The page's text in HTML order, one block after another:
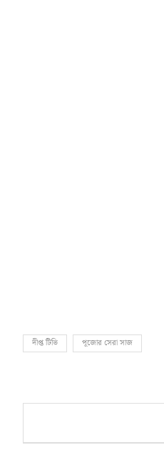
দীপ্ত টিভি পূজোর সেরা সাজ